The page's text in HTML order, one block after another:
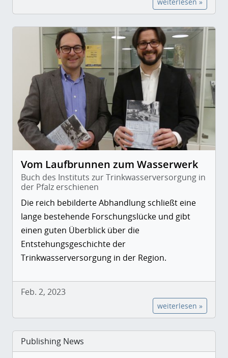
Vom Laufbrunnen zum Wasserwerk
Buch des Instituts zur Trinkwasserversorgung in
der Pfalz erschienen
Die reich bebilderte Abhandlung schließt eine
lange bestehende Forschungslücke und gibt
einen guten Überblick über die
Entstehungsgeschichte der
Trinkwasserversorgung in der Region.
Feb. 2, 2023
weiterlesen »
Publishing News